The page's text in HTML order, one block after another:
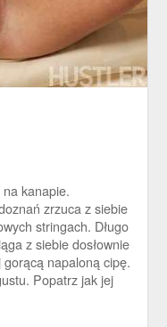
na kanapie.
zrzuca z siebie
stringach. Długo
z siebie dosłownie
gorącą napaloną cipę.
Popatrz jak jej